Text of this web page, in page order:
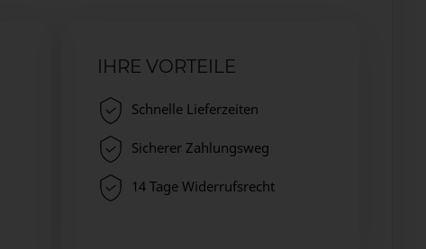
IHRE VORTEILE
Schnelle Lieferzeiten
Sicherer Zahlungsweg
14 Tage Widerrufsrecht